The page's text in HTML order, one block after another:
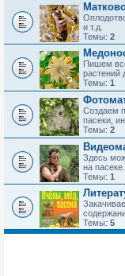
и т.д.
Темы: 2
Пишем
растений
Темы: 1
Создаем
пасеки,
Темы: 2
Здесь
на пасеке...
Темы: 1
Темы: 5